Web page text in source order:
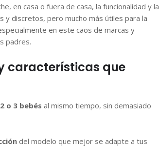
en casa o fuera de casa, la funcionalidad y la
y discretos, pero mucho más útiles para la
en este caos de marcas y
padres.
características que
o 3 bebés al mismo tiempo, sin demasiado
del modelo que mejor se adapte a tus